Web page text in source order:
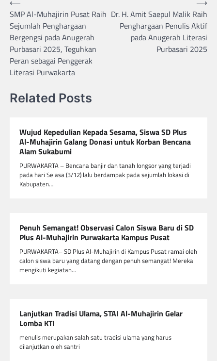
Navigasi
pos
⟵
SMP Al-Muhajirin Pusat Raih
Sejumlah Penghargaan
Bergengsi pada Anugerah
Purbasari 2025, Teguhkan
Peran sebagai Penggerak
Literasi Purwakarta
Dr. H. Amit Saepul Malik Raih
Penghargaan Penulis Aktif
pada Anugerah Literasi
Purbasari 2025
⟶
Related Posts
Wujud Kepedulian Kepada Sesama, Siswa SD Plus
Al-Muhajirin Galang Donasi untuk Korban Bencana
Alam Sukabumi
PURWAKARTA – Bencana banjir dan tanah longsor yang terjadi
pada hari Selasa (3/12) lalu berdampak pada sejumlah lokasi di
Kabupaten…
Penuh Semangat! Observasi Calon Siswa Baru di SD
Plus Al-Muhajirin Purwakarta Kampus Pusat
PURWAKARTA– SD Plus Al-Muhajirin di Kampus Pusat ramai oleh
calon siswa baru yang datang dengan penuh semangat! Mereka
mengikuti kegiatan…
Lanjutkan Tradisi Ulama, STAI Al-Muhajirin Gelar
Lomba KTI
menulis merupakan salah satu tradisi ulama yang harus
dilanjutkan oleh santri